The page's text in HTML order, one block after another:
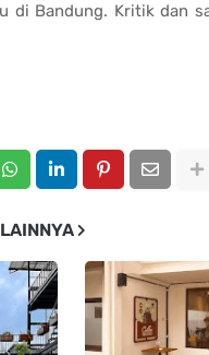
di Bandung. Kritik dan